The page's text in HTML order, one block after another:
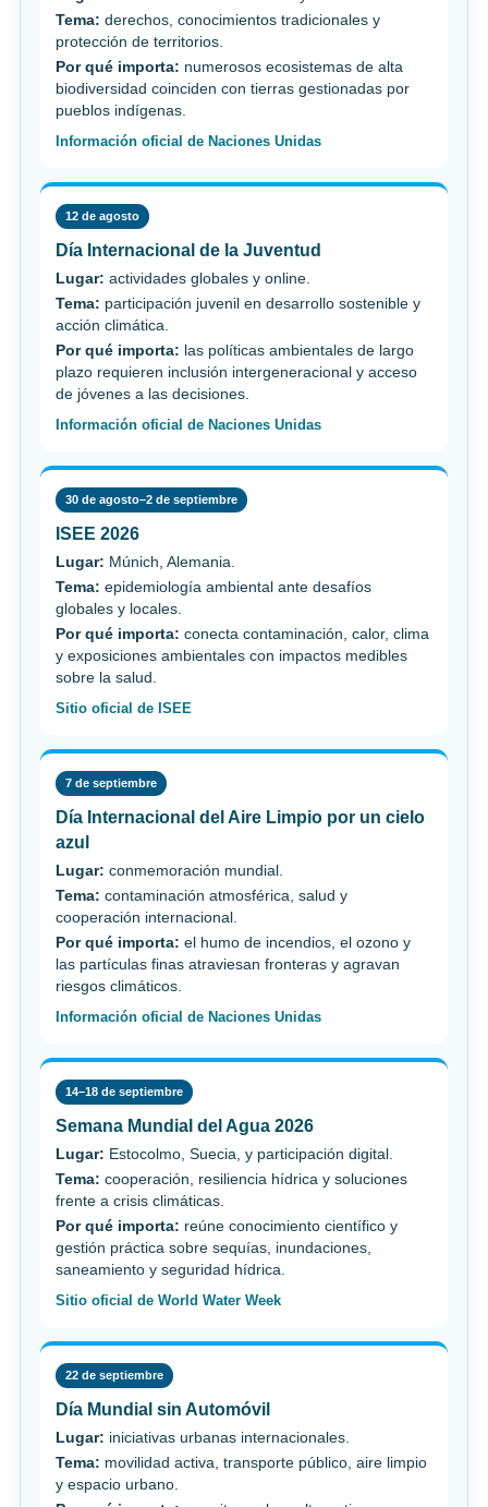
Tema: derechos, conocimientos tradicionales y
protección de territorios.
Por qué importa: numerosos ecosistemas de alta
biodiversidad coinciden con tierras gestionadas por
pueblos indígenas.
Información oficial de Naciones Unidas
12 de agosto
Día Internacional de la Juventud
Lugar: actividades globales y online.
Tema: participación juvenil en desarrollo sostenible y
acción climática.
Por qué importa: las políticas ambientales de largo
plazo requieren inclusión intergeneracional y acceso
de jóvenes a las decisiones.
Información oficial de Naciones Unidas
30 de agosto–2 de septiembre
ISEE 2026
Lugar: Múnich, Alemania.
Tema: epidemiología ambiental ante desafíos
globales y locales.
Por qué importa: conecta contaminación, calor, clima
y exposiciones ambientales con impactos medibles
sobre la salud.
Sitio oficial de ISEE
7 de septiembre
Día Internacional del Aire Limpio por un cielo
azul
Lugar: conmemoración mundial.
Tema: contaminación atmosférica, salud y
cooperación internacional.
Por qué importa: el humo de incendios, el ozono y
las partículas finas atraviesan fronteras y agravan
riesgos climáticos.
Información oficial de Naciones Unidas
14–18 de septiembre
Semana Mundial del Agua 2026
Lugar: Estocolmo, Suecia, y participación digital.
Tema: cooperación, resiliencia hídrica y soluciones
frente a crisis climáticas.
Por qué importa: reúne conocimiento científico y
gestión práctica sobre sequías, inundaciones,
saneamiento y seguridad hídrica.
Sitio oficial de World Water Week
22 de septiembre
Día Mundial sin Automóvil
Lugar: iniciativas urbanas internacionales.
Tema: movilidad activa, transporte público, aire limpio
y espacio urbano.